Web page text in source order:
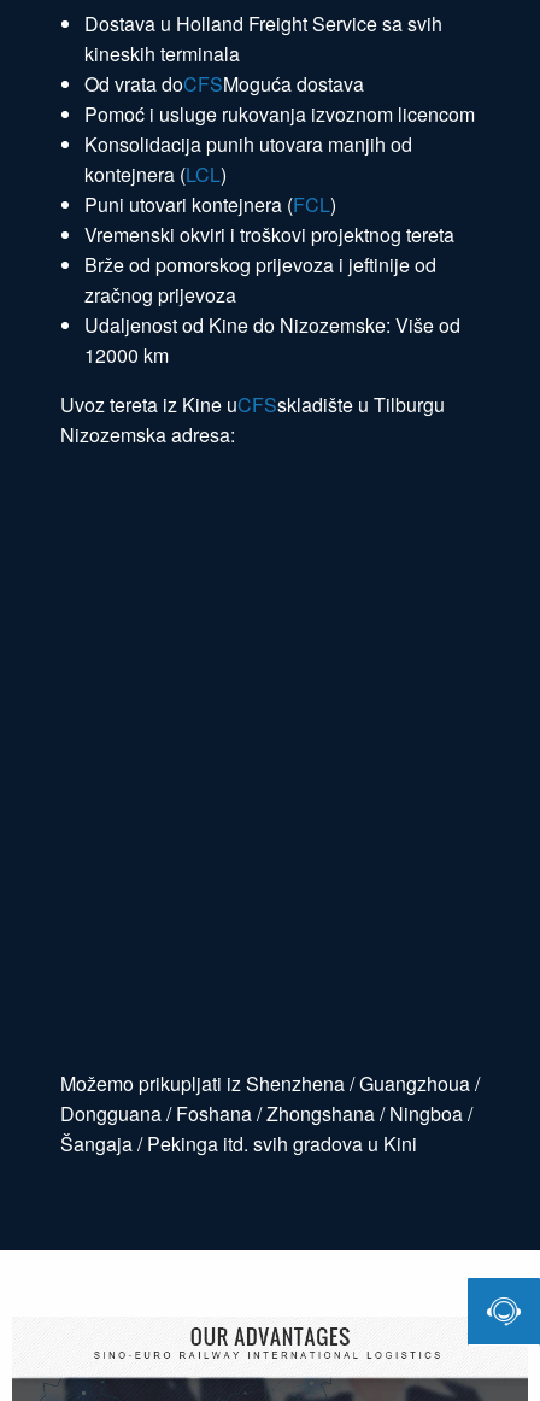
Dostava u Holland Freight Service sa svih
kineskih terminala
Od vrata doCFSMoguća dostava
Pomoć i usluge rukovanja izvoznom licencom
Konsolidacija punih utovara manjih od
kontejnera (LCL)
Puni utovari kontejnera (FCL)
Vremenski okviri i troškovi projektnog tereta
Brže od pomorskog prijevoza i jeftinije od
zračnog prijevoza
Udaljenost od Kine do Nizozemske: Više od
12000 km
Uvoz tereta iz Kine uCFSskladište u Tilburgu
Nizozemska adresa:
Možemo prikupljati iz Shenzhena / Guangzhoua /
Dongguana / Foshana / Zhongshana / Ningboa /
Šangaja / Pekinga itd. svih gradova u Kini
